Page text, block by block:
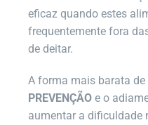
eficaz quando estes
frequentemente fora
de deitar.
A forma mais barata
PREVENÇÃOe o
aumentar a dificuldade